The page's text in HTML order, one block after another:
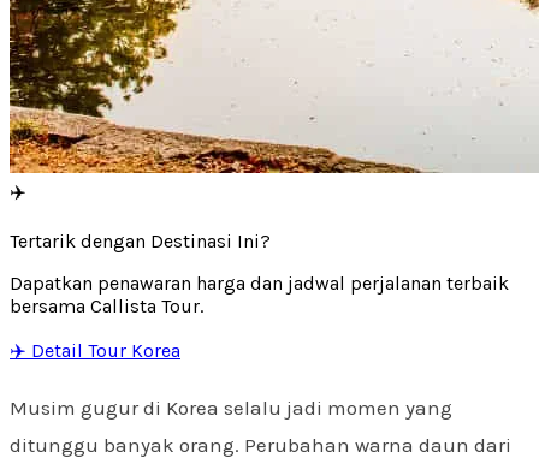
✈️
Tertarik dengan Destinasi Ini?
Dapatkan penawaran harga dan jadwal perjalanan terbaik
bersama Callista Tour.
✈️ Detail Tour Korea
Musim gugur di Korea selalu jadi momen yang
ditunggu banyak orang. Perubahan warna daun dari